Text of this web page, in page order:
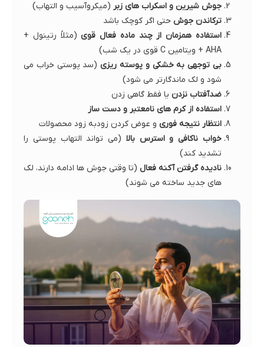
جوش شیرین و اسکراب های زبر (میکروآسیب و التهاب)
ترکاندن جوش حتی اگر کوچک باشد
استفاده همزمان از چند ماده فعال قوی (مثلاً رتینول +
AHA + ویتامین C قوی در یک شب)
بی توجهی به خشکی و پوسته ریزی (سد پوستی خراب می
شود و لک ماندگارتر می شود)
ضدآفتاب نزدن یا فقط گاهی زدن
استفاده از کرم های نامعتبر و دست ساز
انتظار نتیجه فوری و عوض کردن زودبه زود محصولات
خواب ناکافی و استرس بالا (می تواند التهاب پوستی را
تشدید کند)
نادیده گرفتن آکنه فعال (تا وقتی جوش ها ادامه دارند، لک
های جدید ساخته می شوند)